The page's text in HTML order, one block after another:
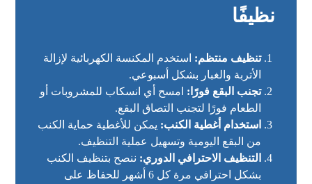
نظيفًا
تنظيف منتظم: استخدم المكنسة الكهربائية لإزالة
الأتربة والغبار بشكل أسبوعي.
تجنب البقع فورًا: امسح أي انسكاب للمشروبات أو
الطعام فورًا لتجنب التصاق البقع.
استخدام أغطية الكنب: يمكن للأغطية حماية الكنب
من البقع اليومية وتسهيل عملية التنظيف.
التنظيف الاحترافي الدوري: ننصح بتنظيف الكنب
بشكل احترافي مرة كل 6 أشهر للحفاظ على